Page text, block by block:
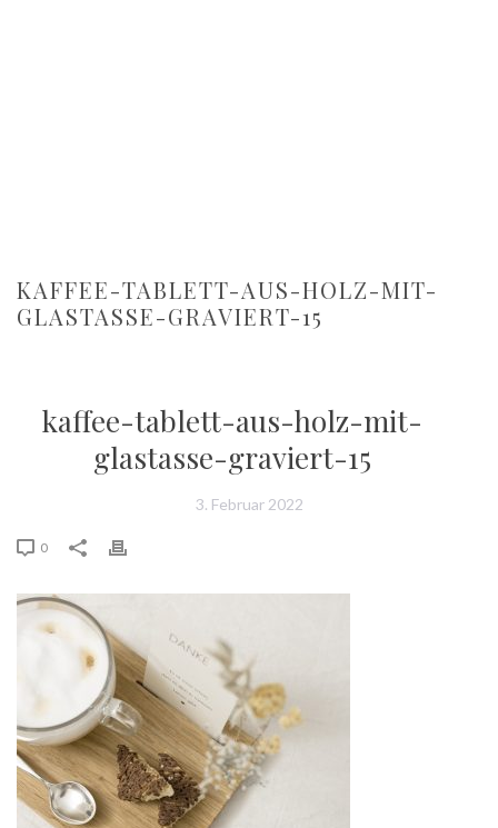
KAFFEE-TABLETT-AUS-HOLZ-MIT-
GLASTASSE-GRAVIERT-15
kaffee-tablett-aus-holz-mit-
glastasse-graviert-15
3. Februar 2022
0